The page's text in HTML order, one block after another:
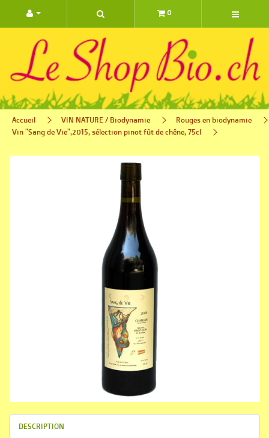
0
Accueil VIN NATURE / Biodynamie
Rouges en biodynamie
Vin "Sang de Vie",2015, sélection pinot fût de chêne, 75cl
DESCRIPTION